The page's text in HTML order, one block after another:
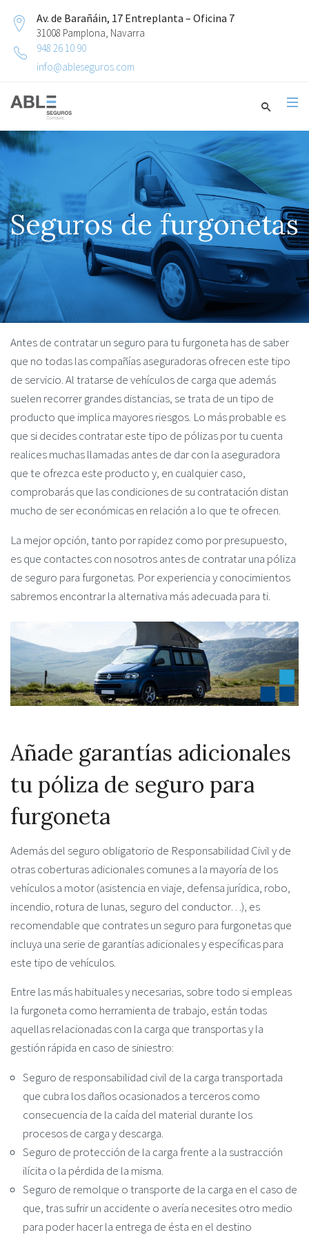
Av. de Barañáin, 17 Entreplanta – Oficina 7
31008 Pamplona, Navarra
948 26 10 90
info@ableseguros.com
Seguros de furgonetas
Antes de contratar un seguro para tu furgoneta has de saber
que no todas las compañías aseguradoras ofrecen este tipo
de servicio. Al tratarse de vehículos de carga que además
suelen recorrer grandes distancias, se trata de un tipo de
producto que implica mayores riesgos. Lo más probable es
que si decides contratar este tipo de pólizas por tu cuenta
realices muchas llamadas antes de dar con la aseguradora
que te ofrezca este producto y, en cualquier caso,
comprobarás que las condiciones de su contratación distan
mucho de ser económicas en relación a lo que te ofrecen.
La mejor opción, tanto por rapidez como por presupuesto,
es que contactes con nosotros antes de contratar una póliza
de seguro para furgonetas. Por experiencia y conocimientos
sabremos encontrar la alternativa más adecuada para ti.
Añade garantías adicionales
tu póliza de seguro para
furgoneta
Además del seguro obligatorio de Responsabilidad Civil y de
otras coberturas adicionales comunes a la mayoría de los
vehículos a motor (asistencia en viaje, defensa jurídica, robo,
incendio, rotura de lunas, seguro del conductor…), es
recomendable que contrates un seguro para furgonetas que
incluya una serie de garantías adicionales y específicas para
este tipo de vehículos.
Entre las más habituales y necesarias, sobre todo si empleas
la furgoneta como herramienta de trabajo, están todas
aquellas relacionadas con la carga que transportas y la
gestión rápida en caso de siniestro:
Seguro de responsabilidad civil de la carga transportada
que cubra los daños ocasionados a terceros como
consecuencia de la caída del material durante los
procesos de carga y descarga.
Seguro de protección de la carga frente a la sustracción
ilícita o la pérdida de la misma.
Seguro de remolque o transporte de la carga en el caso de
que, tras sufrir un accidente o avería necesites otro medio
para poder hacer la entrega de ésta en el destino